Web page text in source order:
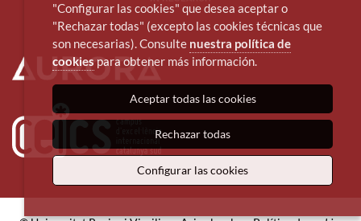
"Configurar las cookies" que desea aceptar o
"Rechazar todas" (excepto las cookies técnicas que
son necesarias). Consulte nuestra política de
cookies para obtener más información.
Aceptar todas las cookies
Rechazar todas
Configurar las cookies